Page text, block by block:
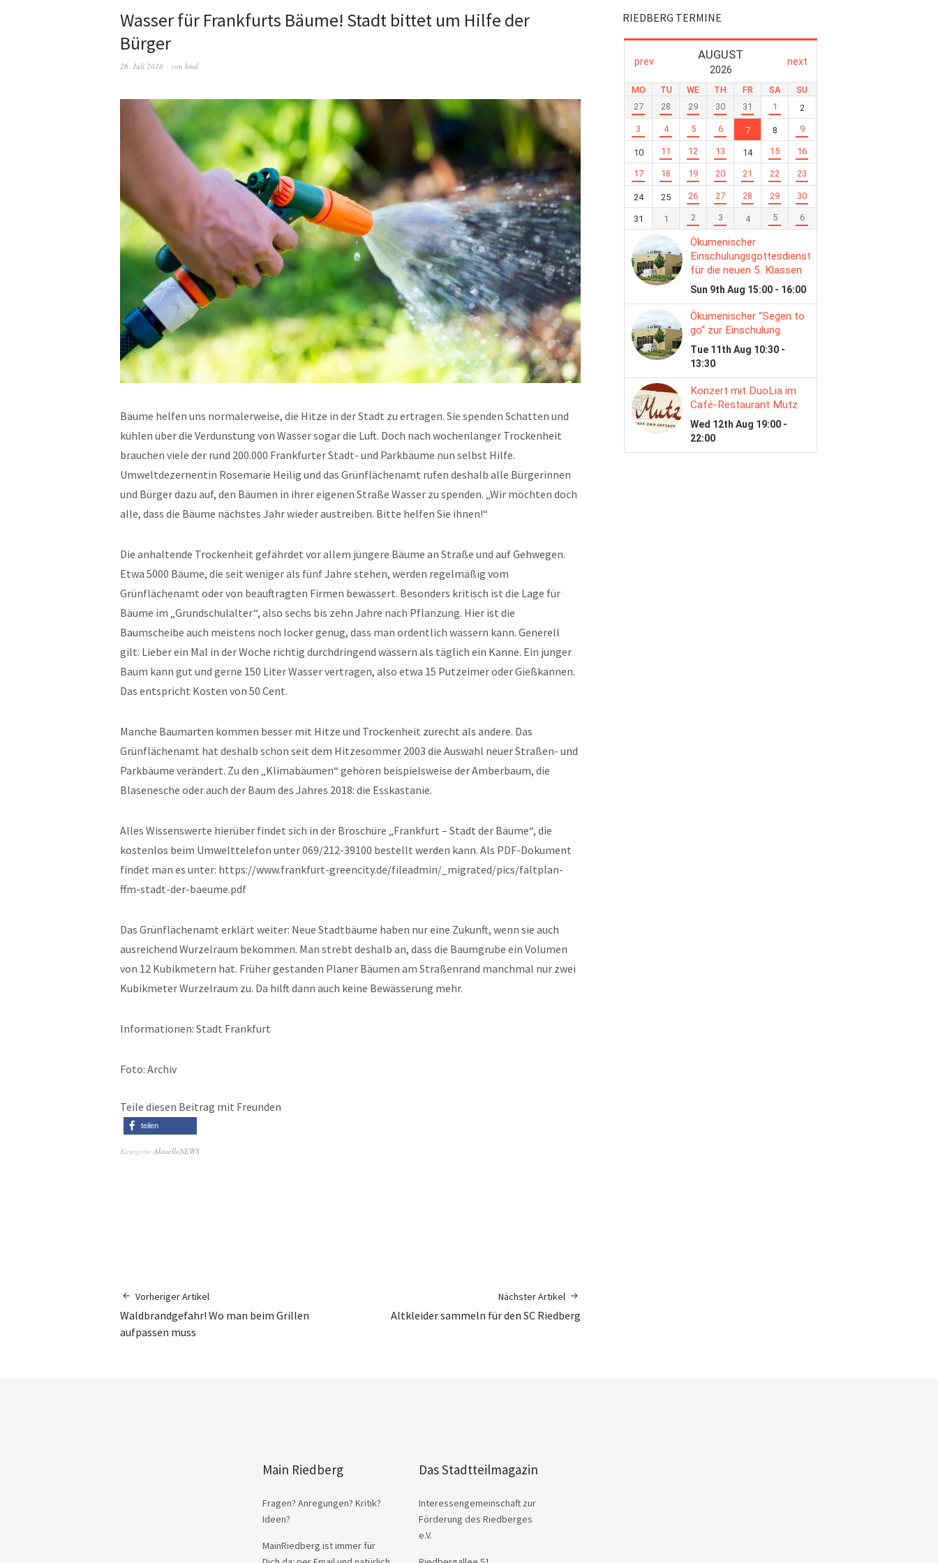
Wasser für Frankfurts Bäume! Stadt bittet um Hilfe der
Bürger
26. Juli 2018 von kmd
Bäume helfen uns normalerweise, die Hitze in der Stadt zu ertragen. Sie spenden Schatten und
kühlen über die Verdunstung von Wasser sogar die Luft. Doch nach wochenlanger Trockenheit
brauchen viele der rund 200.000 Frankfurter Stadt- und Parkbäume nun selbst Hilfe.
Umweltdezernentin Rosemarie Heilig und das Grünflächenamt rufen deshalb alle Bürgerinnen
und Bürger dazu auf, den Bäumen in ihrer eigenen Straße Wasser zu spenden. „Wir möchten doch
alle, dass die Bäume nächstes Jahr wieder austreiben. Bitte helfen Sie ihnen!“
Die anhaltende Trockenheit gefährdet vor allem jüngere Bäume an Straße und auf Gehwegen.
Etwa 5000 Bäume, die seit weniger als fünf Jahre stehen, werden regelmäßig vom
Grünflächenamt oder von beauftragten Firmen bewässert. Besonders kritisch ist die Lage für
Bäume im „Grundschulalter“, also sechs bis zehn Jahre nach Pflanzung. Hier ist die
Baumscheibe auch meistens noch locker genug, dass man ordentlich wässern kann. Generell
gilt: Lieber ein Mal in der Woche richtig durchdringend wässern als täglich ein Kanne. Ein junger
Baum kann gut und gerne 150 Liter Wasser vertragen, also etwa 15 Putzeimer oder Gießkannen.
Das entspricht Kosten von 50 Cent.
Manche Baumarten kommen besser mit Hitze und Trockenheit zurecht als andere. Das
Grünflächenamt hat deshalb schon seit dem Hitzesommer 2003 die Auswahl neuer Straßen- und
Parkbäume verändert. Zu den „Klimabäumen“ gehören beispielsweise der Amberbaum, die
Blasenesche oder auch der Baum des Jahres 2018: die Esskastanie.
Alles Wissenswerte hierüber findet sich in der Broschüre „Frankfurt – Stadt der Bäume“, die
kostenlos beim Umwelttelefon unter 069/212-39100 bestellt werden kann. Als PDF-Dokument
findet man es unter: https://www.frankfurt-greencity.de/fileadmin/_migrated/pics/faltplan-
ffm-stadt-der-baeume.pdf
Das Grünflächenamt erklärt weiter: Neue Stadtbäume haben nur eine Zukunft, wenn sie auch
ausreichend Wurzelraum bekommen. Man strebt deshalb an, dass die Baumgrube ein Volumen
von 12 Kubikmetern hat. Früher gestanden Planer Bäumen am Straßenrand manchmal nur zwei
Kubikmeter Wurzelraum zu. Da hilft dann auch keine Bewässerung mehr.
Informationen: Stadt Frankfurt
Foto: Archiv
Teile diesen Beitrag mit Freunden
teilen
Kategorie AktuelleNEWS
Vorheriger Artikel
Waldbrandgefahr! Wo man beim Grillen
aufpassen muss
Nächster Artikel
Altkleider sammeln für den SC Riedberg
RIEDBERG TERMINE
Main Riedberg
Fragen? Anregungen? Kritik?
Ideen?
MainRiedberg ist immer für
Das Stadtteilmagazin
Interessengemeinschaft zur
Förderung des Riedberges
e.V.